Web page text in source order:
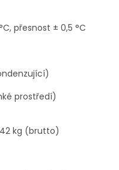
přesnost ± 0,5 °C
prostředí)
kg (brutto)